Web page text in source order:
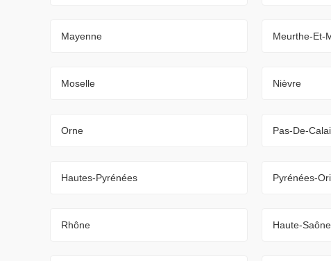
Mayenne Meurthe-Et-
Moselle Nièvre
Orne Pas-De-
Hautes-Pyrénées Pyrénées-
Rhône Haute-Saône